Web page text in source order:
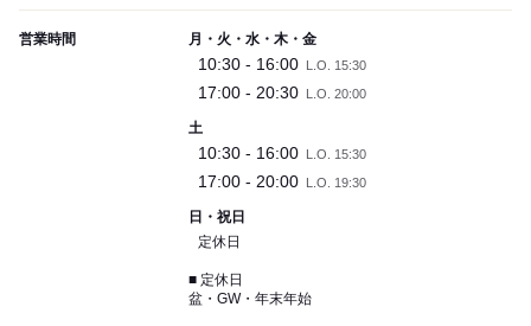
営業時間 月・火・水・木・金
10:30 - 16:00 L.O. 15:30
17:00 - 20:30 L.O. 20:00
土
10:30 - 16:00 L.O. 15:30
17:00 - 20:00 L.O. 19:30
日・祝日
定休日
■ 定休日
盆・GW・年末年始